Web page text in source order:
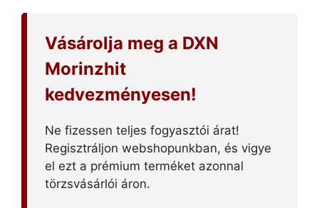
Vásárolja meg a DXN
Morinzhit
kedvezményesen!
Ne fizessen teljes fogyasztói árat!
Regisztráljon webshopunkban, és vigye
el ezt a prémium terméket azonnal
törzsvásárlói áron.